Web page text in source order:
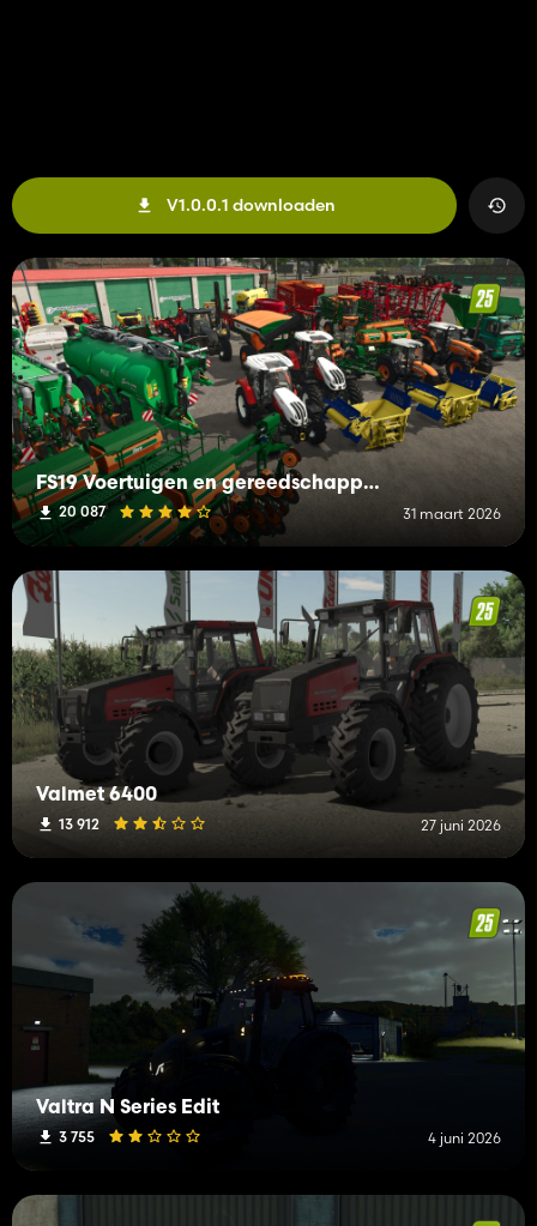
V1.0.0.1 downloaden
FS19 Voertuigen en gereedschappen (S-Z)
20 087 31 maart 2026
Valmet 6400
13 912 27 juni 2026
Valtra N Series Edit
3 755 4 juni 2026